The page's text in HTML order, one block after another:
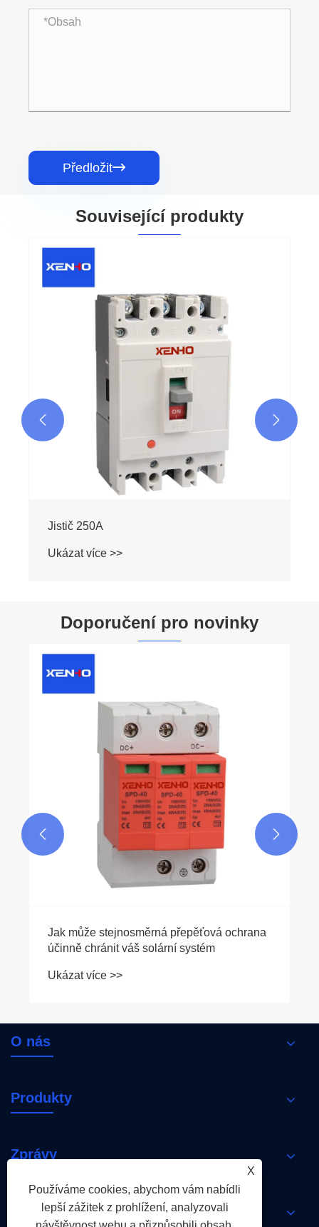
Předložit
Související produkty
Jistič 250A
Ukázat více >>
 
Doporučení pro novinky
Jak může stejnosměrná přepěťová ochrana
účinně chránit váš solární systém
Ukázat více >>
 
O nás
Produkty
Zprávy
Kontaktujte nás
X
Používáme cookies, abychom vám nabídli
lepší zážitek z prohlížení, analyzovali